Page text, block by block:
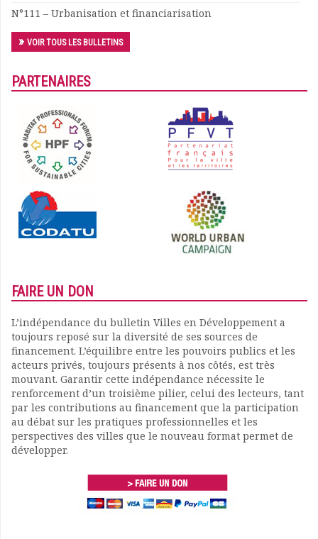
Forum
Actualités
Nous contacter
N°111 – Urbanisation et financiarisation
VOIR TOUS LES BULLETINS
PARTENAIRES
FAIRE UN DON
L’indépendance du bulletin Villes en Développement a
toujours reposé sur la diversité de ses sources de
financement. L’équilibre entre les pouvoirs publics et les
acteurs privés, toujours présents à nos côtés, est très
mouvant. Garantir cette indépendance nécessite le
renforcement d’un troisième pilier, celui des lecteurs, tant
par les contributions au financement que la participation
au débat sur les pratiques professionnelles et les
perspectives des villes que le nouveau format permet de
développer.